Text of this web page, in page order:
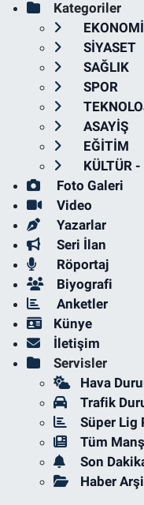
Kategoriler
EKONOMİ
SİYASET
SAĞLIK
SPOR
ASAYİŞ
EĞİTİM
KÜLTÜR
Foto Galeri
Video
Yazarlar
Seri İlan
Röportaj
Biyografi
Anketler
Künye
İletişim
Servisler
Hava
Trafik
Süper Lig
Tüm
Son
Haber